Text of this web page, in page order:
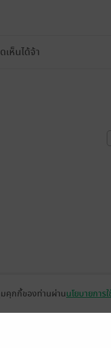
ห็นได้จ้า
มคุกกี้ของท่านผ่านนโยบายการ